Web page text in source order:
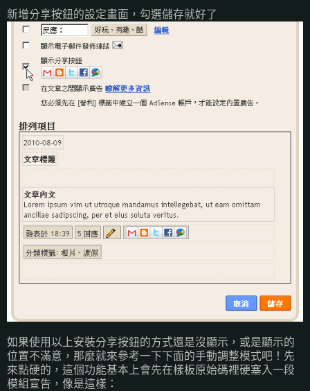
新增分享按鈕的設定畫面，勾選儲存就好了
如果使用以上安裝分享按鈕的方式還是沒顯示，或是顯示的
位置不滿意，那麼就來參考一下下面的手動調整模式吧！先
來點硬的，這個功能基本上會先在樣板原始碼裡硬塞入一段
模組宣告，像是這樣：